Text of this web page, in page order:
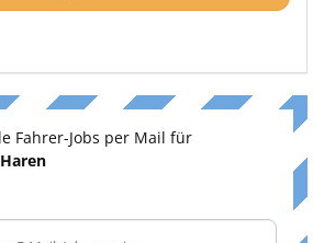
Fahrer-Jobs per Mail für